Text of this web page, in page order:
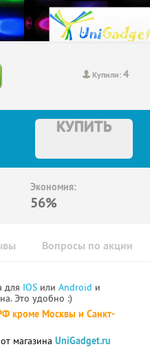
Купили:4
КУПИТЬ
Экономия:
56%
Вопросы по акции
для IOS или Android и
Это удобно :)
кроме Москвы и Санкт-
магазина UniGadget.ru